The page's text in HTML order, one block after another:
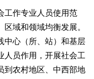
工作专业人员使用范
域和领域均衡发展。
中心（所、站）和基层
人员作用，开展社会工
到农村地区、中西部地